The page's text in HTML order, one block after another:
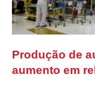
Produção de
aumento em